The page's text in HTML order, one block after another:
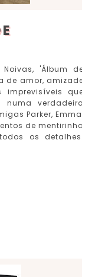
'Álbum de
de amor, amizade
que
verdadeira
Parker, Emma,
de mentirinha
os detalhes.